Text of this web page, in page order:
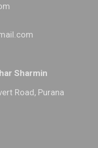
Sharmin
Road, Purana